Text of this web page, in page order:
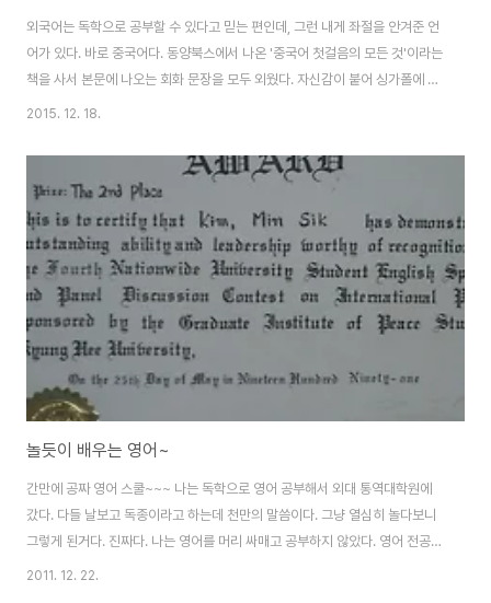
외국어는 독학으로 공부할 수 있다고 믿는 편인데, 그런 내게 좌절을 안겨준 언
어가 있다. 바로 중국어다. 동양북스에서 나온 '중국어 첫걸음의 모든 것'이라는
책을 사서 본문에 나오는 회화 문장을 모두 외웠다. 자신감이 붙어 싱가폴에 여
행 가서 중국어로 물어봤다. "쩌거 차이 하오츠마?"(이 요리 맛있나요?) "취 래
멀뚱한 표정으로 쳐다만 보더라. 결국 답답해서 다시 영어로 물어야했다. 작전
상 후퇴! 나중에 알고보니 내가 한 중국어는 발음이 완전 꽝이었다. 성조도 제멋
대로고... 무엇보다 난 중국어 발음기호 상으로 zh, ch, sh와 z, c, s를 구분하
지 못했다. 문장을 말한다고 했지만 그네들이 보기에는 좀 모자란 사람이 ..
2015. 12. 18.
놀듯이 배우는 영어~
간만에 공짜 영어 스쿨~~~ 나는 독학으로 영어 공부해서 외대 통역대학원에
갔다. 다들 날보고 독종이라고 하는데 천만의 말씀이다. 그냥 열심히 놀다보니
그렇게 된거다. 진짜다. 나는 영어를 머리 싸매고 공부하지 않았다. 영어 전공이
나, 회화 학원, 어학 연수, 이런거 단 한번도 안해봤다. 그냥 영문 소설 읽고, 팝
2011. 12. 22.